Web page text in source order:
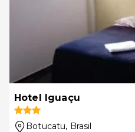
Hotel Iguaçu
Botucatu, Brasil